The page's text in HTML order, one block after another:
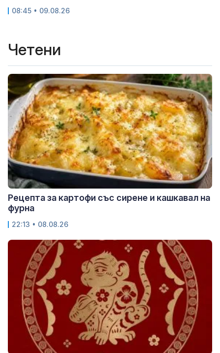
08:45 • 09.08.26
Четени
Рецепта за картофи със сирене и кашкавал на
фурна
22:13 • 08.08.26